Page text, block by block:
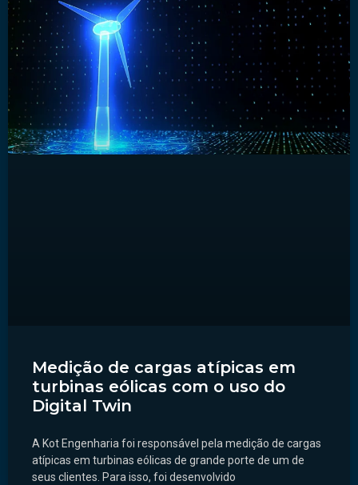
Medição de cargas atípicas em
turbinas eólicas com o uso do
Digital Twin
A Kot Engenharia foi responsável pela medição de cargas
atípicas em turbinas eólicas de grande porte de um de
seus clientes. Para isso, foi desenvolvido